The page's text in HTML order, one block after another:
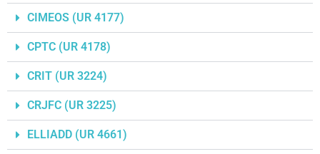
CIMEOS (UR 4177)
CPTC (UR 4178)
CRIT (UR 3224)
CRJFC (UR 3225)
ELLIADD (UR 4661)